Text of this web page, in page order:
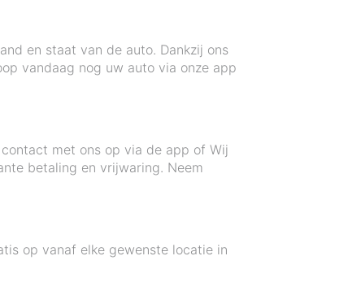
en staat van de auto. Dankzij ons
vandaag nog uw auto via onze app
met ons op via de app of Wij
betaling en vrijwaring. Neem
op vanaf elke gewenste locatie in